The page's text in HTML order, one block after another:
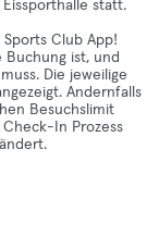
statt.
Club App!
Buchung ist, und
Die jeweilige
Andernfalls
Besuchslimit
In Prozess